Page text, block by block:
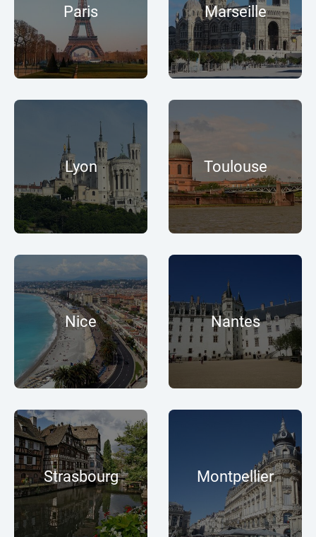
Paris Marseille
Lyon Toulouse
Nice Nantes
Strasbourg Montpellier